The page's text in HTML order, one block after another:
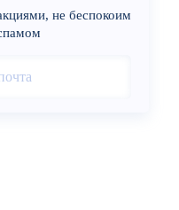
не беспокоим